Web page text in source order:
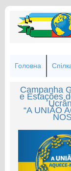
Головна
Campanha
e Estações
“A UNIÃO